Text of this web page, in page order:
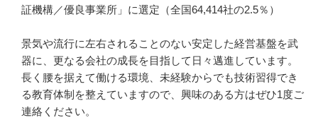
証機構／優良事業所」に選定（全国64,414社の2.5％）
景気や流行に左右されることのない安定した経営基盤を武
器に、更なる会社の成長を目指して日々邁進しています。
長く腰を据えて働ける環境、未経験からでも技術習得でき
る教育体制を整えていますので、興味のある方はぜひ1度ご
連絡ください。